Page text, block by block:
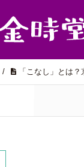
/ 「こなし」とは？